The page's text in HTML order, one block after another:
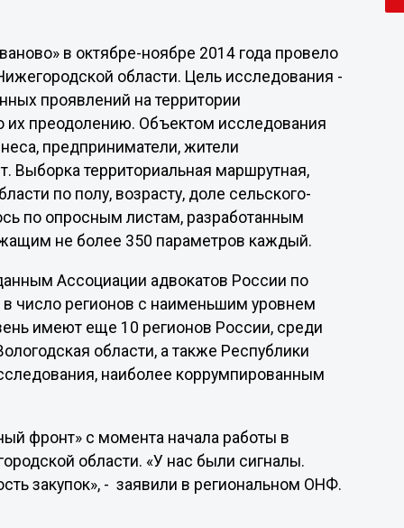
в октябре-ноябре 2014 года провело
области. Цель исследования -
проявлений на территории
преодолению. Объектом исследования
предприниматели, жители
Выборка территориальная маршрутная,
по полу, возрасту, доле сельского-
по опросным листам, разработанным
не более 350 параметров каждый.
Ассоциации адвокатов России по
число регионов с наименьшим уровнем
имеют еще 10 регионов России, среди
области, а также Республики
наиболее коррумпированным
фронт» с момента начала работы в
области. «У нас были сигналы.
закупок», - заявили в региональном ОНФ.